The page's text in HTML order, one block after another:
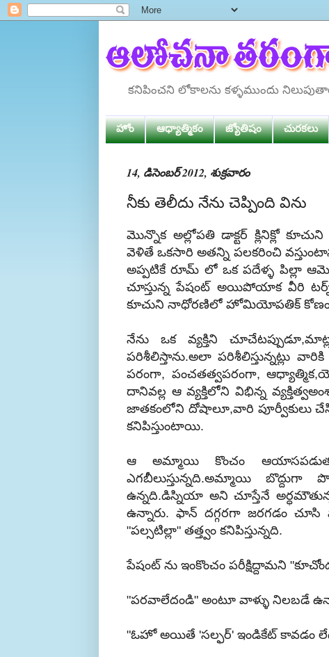
కనిపించని లోకాలను కళ్ళముందు
హోం ఆధ్యాత్మికం జ్యోతిషం చురకలు
14, డిసెంబర్ 2012, శుక్రవారం
నీకు తెలీదు నేను చెప్పింది విను
మొన్నొక అల్లోపతి డాక్టర్ క్లినిక్లో
వెళితే ఒకసారి అతన్ని పలకరించి
అప్పటికే రూమ్ లో ఒక పదేళ్ళ పిల్లా ఆమె
చూస్తున్న పేషంట్ అయిపోయాక వీరి
కూచుని నాధోరణిలో హోమియోపతిక్
నేను ఒక వ్యక్తిని
పరిశీలిస్తాను.అలా పరిశీలిస్తున్నట్లు
పరంగా, పంచతత్వపరంగా,
దానివల్ల ఆ వ్యక్తిలోని విభిన్న
జాతకంలోని దోషాలూ,వారి పూర్వీకులు
కనిపిస్తుంటాయి.
ఆ అమ్మాయి కొంచం
ఎగబీలుస్తున్నది.అమ్మాయి
ఉన్నది.డిస్నియా అని చూస్తేనే
ఉన్నారు. ఫాన్ దగ్గరగా జరగడం చూసి
"పల్సటిల్లా" తత్త్వం కనిపిస్తున్నది.
పేషంట్ ను ఇంకొంచం పరీక్షిద్దామని
"పరవాలేదండి" అంటూ వాళ్ళు నిలబడే
"ఓహో అయితే 'సల్ఫర్' ఇండికేట్ కావడం